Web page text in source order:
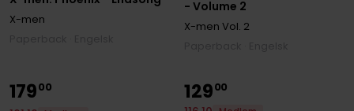
X-men
- Volume 2
X-men Vol. 2
17900 12900